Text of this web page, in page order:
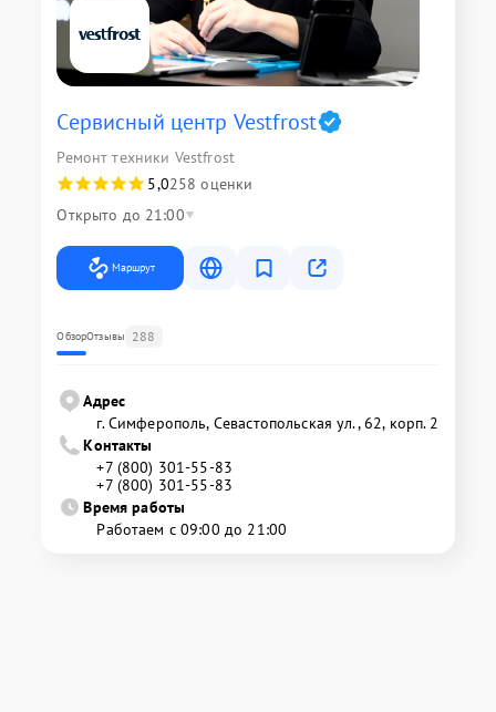
Сервисный центр Vestfrost
Ремонт техники Vestfrost
5,0258 оценки
Открыто до 21:00
Маршрут
ОбзорОтзывы 288
Адрес
г. Симферополь, Севастопольская ул., 62, корп. 2
Контакты
+7 (800) 301-55-83
+7 (800) 301-55-83
Время работы
Работаем с 09:00 до 21:00